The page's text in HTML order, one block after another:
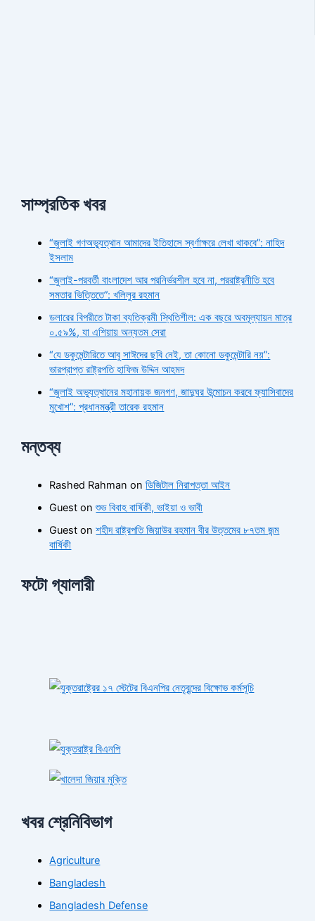
সাম্প্রতিক খবর
“জুলাই গণঅভ্যুত্থান আমাদের ইতিহাসে স্বর্ণাক্ষরে লেখা থাকবে”: নাহিদ
ইসলাম
“জুলাই-পরবর্তী বাংলাদেশ আর পরনির্ভরশীল হবে না, পররাষ্ট্রনীতি হবে
সমতার ভিত্তিতে”: খলিলুর রহমান
ডলারের বিপরীতে টাকা ব্যতিক্রমী স্থিতিশীল: এক বছরে অবমূল্যায়ন মাত্র
০.৫৯%, যা এশিয়ায় অন্যতম সেরা
“যে ডকুমেন্টারিতে আবু সাঈদের ছবি নেই, তা কোনো ডকুমেন্টারি নয়”:
ভারপ্রাপ্ত রাষ্ট্রপতি হাফিজ উদ্দিন আহমদ
“জুলাই অভ্যুত্থানের মহানায়ক জনগণ, জাদুঘর উন্মোচন করবে ফ্যাসিবাদের
মুখোশ”: প্রধানমন্ত্রী তারেক রহমান
মন্তব্য
Rashed Rahman onডিজিটাল নিরাপত্তা আইন
Guest onশুভ বিবাহ বার্ষিকী, ভাইয়া ও ভাবী
Guest onশহীদ রাষ্ট্রপতি জিয়াউর রহমান বীর উত্তমের ৮৭তম জন্ম
বার্ষিকী
ফটো গ্যালারী
খবর শ্রেনিবিভাগ
Agriculture
Bangladesh
Bangladesh Defense